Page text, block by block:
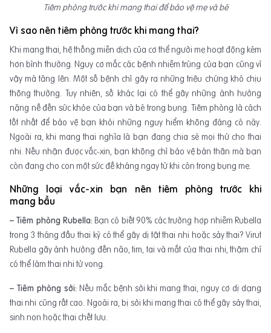
Tiêm phòng trước khi mang thaiđểbảo vệmẹvàbé
Vì sao nên tiêm phòng trước khi mang thai?
Khi mang thai, hệ thống miễn dịch của cơ thể người mẹ hoạt động kém
hơn bình thường. Nguy cơ mắc các bệnh nhiễm trùng của bạn cũng vì
vậy mà tăng lên. Một số bệnh chỉ gây ra những triệu chứng khó chịu
thông thường. Tuy nhiên, số khác lại có thể gây những ảnh hưởng
nặng nề đến sức khỏe của bạn và bé trong bụng. Tiêm phòng là cách
tốt nhất để bảo vệ bạn khỏi những nguy hiểm không đáng có này.
Ngoài ra, khi mang thai nghĩa là bạn đang chia sẻ mọi thứ cho thai
nhi. Nếu nhận được vắc-xin, bạn không chỉ bảo vệ bản thân mà bạn
còn đang cho con một sức đề kháng ngay từ khi còn trong bụng mẹ.
Những loại vắc-xin bạn nên tiêm phòng trước khi
mang bầu
– Tiêm phòng Rubella: Bạn có biết 90% các trường hợp nhiễm Rubella
trong 3 tháng đầu thai kỳ có thể gây dị tật thai nhi hoặc sảy thai? Virut
Rubella gây ảnh hưởng đến não, tim, tai và mắt của thai nhi, thậm chí
có thể làm thai nhi tử vong.
– Tiêm phòng sởi: Nếu mắc bệnh sởi khi mang thai, nguy cơ dị dạng
thai nhi cũng rất cao. Ngoài ra, bị sởi khi mang thai có thể gây sảy thai,
sinh non hoặc thai chết lưu.